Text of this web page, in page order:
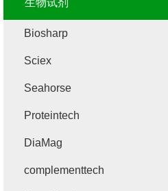
生物试剂
Biosharp
Sciex
Seahorse
Proteintech
DiaMag
complementtech